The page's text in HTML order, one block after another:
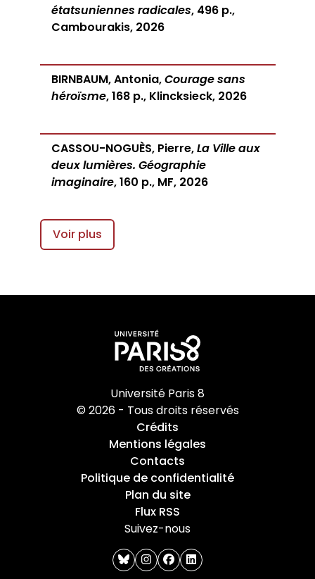
étatsuniennes radicales, 496 p.,
Cambourakis, 2026
BIRNBAUM, Antonia,Courage sans
héroïsme, 168 p., Klincksieck, 2026
CASSOU-NOGUÈS, Pierre,La Ville aux
deux lumières. Géographie
imaginaire, 160 p., MF, 2026
Voir plus
Université Paris 8
© 2026 - Tous droits réservés
Crédits
Mentions légales
Contacts
Politique de confidentialité
Plan du site
Flux RSS
Suivez-nous
blueskyinstagram
facebook
linkedin